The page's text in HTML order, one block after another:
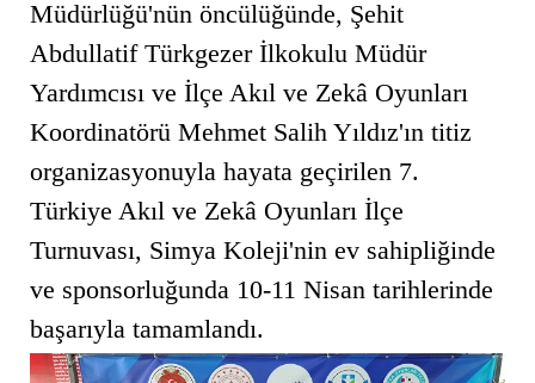
Müdürlüğü'nün öncülüğünde, Şehit
Abdullatif Türkgezer İlkokulu Müdür
Yardımcısı ve İlçe Akıl ve Zekâ Oyunları
Koordinatörü Mehmet Salih Yıldız'ın titiz
organizasyonuyla hayata geçirilen 7.
Türkiye Akıl ve Zekâ Oyunları İlçe
Turnuvası, Simya Koleji'nin ev sahipliğinde
ve sponsorluğunda 10-11 Nisan tarihlerinde
başarıyla tamamlandı.